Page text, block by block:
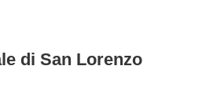
di San Lorenzo